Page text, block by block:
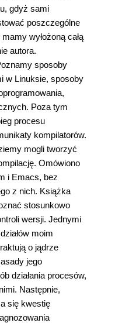
gdyż sami
poszczególne
wyłożoną całą
autora.
sposoby
w Linuksie, sposoby
Poza tym
procesu
kompilatorów.
mogli tworzyć
Omówiono
i Emacs, bez
z nich. Książka
stosunkowo
wersji. Jednymi
moim
o jądrze
jego
działania procesów,
Następnie,
się kwestię